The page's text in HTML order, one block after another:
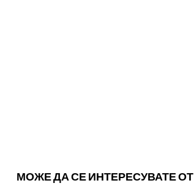
МОЖЕ ДА СЕ ИНТЕРЕСУВАТЕ ОТ